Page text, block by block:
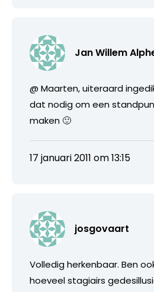
Jan Willem
@ Maarten, uiteraard
dat nodig om een
maken 🙂
17 januari 2011 om 13:15
josgovaart
Volledig herkenbaar. Ben
hoeveel stagiairs